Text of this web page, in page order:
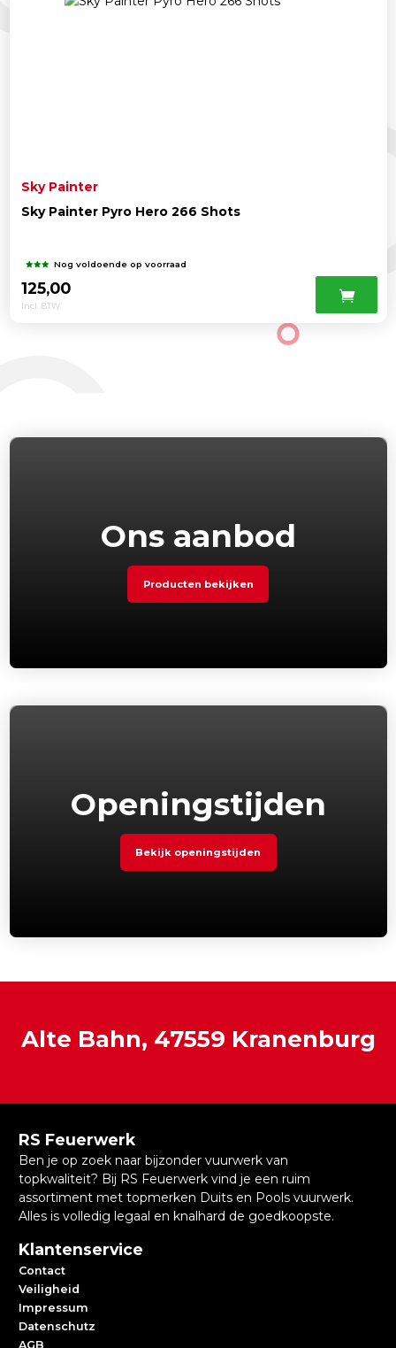
Sky Painter
Sky Painter Pyro Hero 266 Shots
Nog voldoende op voorraad
125,00
Incl. BTW
Ons aanbod
Producten bekijken
Openingstijden
Bekijk openingstijden
Alte Bahn, 47559 Kranenburg
RS Feuerwerk
Ben je op zoek naar bijzonder vuurwerk van
topkwaliteit? Bij RS Feuerwerk vind je een ruim
assortiment met topmerken Duits en Pools vuurwerk.
Alles is volledig legaal en knalhard de goedkoopste.
Klantenservice
Contact
Veiligheid
Impressum
Datenschutz
AGB